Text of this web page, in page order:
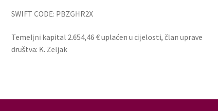
SWIFT CODE: PBZGHR2X
Temeljni kapital 2.654,46 € uplaćen u cijelosti, član uprave
društva: K. Zeljak